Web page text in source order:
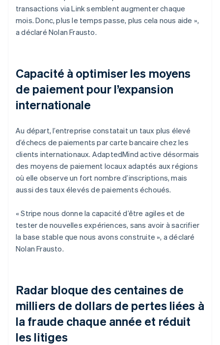
transactions via Link semblent augmenter chaque
mois. Donc, plus le temps passe, plus cela nous aide »,
a déclaré Nolan Frausto.
Capacité à optimiser les moyens
de paiement pour l’expansion
internationale
Au départ, l’entreprise constatait un taux plus élevé
d’échecs de paiements par carte bancaire chez les
clients internationaux. AdaptedMind active désormais
des moyens de paiement locaux adaptés aux régions
où elle observe un fort nombre d’inscriptions, mais
aussi des taux élevés de paiements échoués.
« Stripe nous donne la capacité d’être agiles et de
tester de nouvelles expériences, sans avoir à sacrifier
la base stable que nous avons construite », a déclaré
Nolan Frausto.
Radar bloque des centaines de
milliers de dollars de pertes liées à
la fraude chaque année et réduit
les litiges